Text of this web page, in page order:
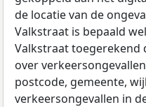
de locatie van de
Valkstraat is bepaald
Valkstraat toegerekend
over
postcode, gemeente,
verkeersongevallen in